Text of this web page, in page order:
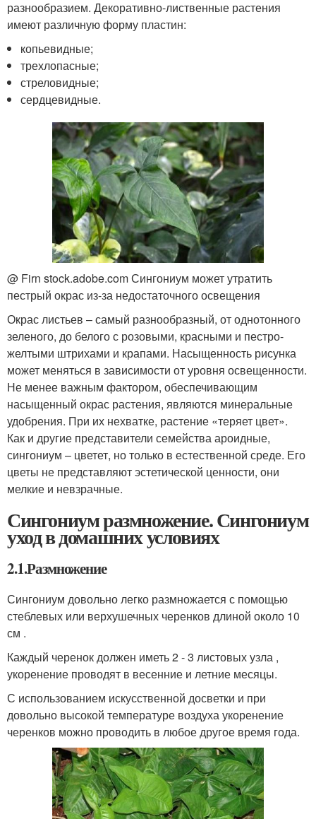
разнообразием. Декоративно-лиственные растения
имеют различную форму пластин:
копьевидные;
трехлопасные;
стреловидные;
сердцевидные.
@ Firn stock.adobe.com Сингониум может утратить
пестрый окрас из-за недостаточного освещения
Окрас листьев – самый разнообразный, от однотонного
зеленого, до белого с розовыми, красными и пестро-
желтыми штрихами и крапами. Насыщенность рисунка
может меняться в зависимости от уровня освещенности.
Не менее важным фактором, обеспечивающим
насыщенный окрас растения, являются минеральные
удобрения. При их нехватке, растение «теряет цвет».
Как и другие представители семейства ароидные,
сингониум – цветет, но только в естественной среде. Его
цветы не представляют эстетической ценности, они
мелкие и невзрачные.
Сингониум размножение. Сингониум
уход в домашних условиях
2.1.Размножение
Сингониум довольно легко размножается с помощью
стеблевых или верхушечных черенков длиной около 10
см .
Каждый черенок должен иметь 2 - 3 листовых узла ,
укоренение проводят в весенние и летние месяцы.
С использованием искусственной досветки и при
довольно высокой температуре воздуха укоренение
черенков можно проводить в любое другое время года.